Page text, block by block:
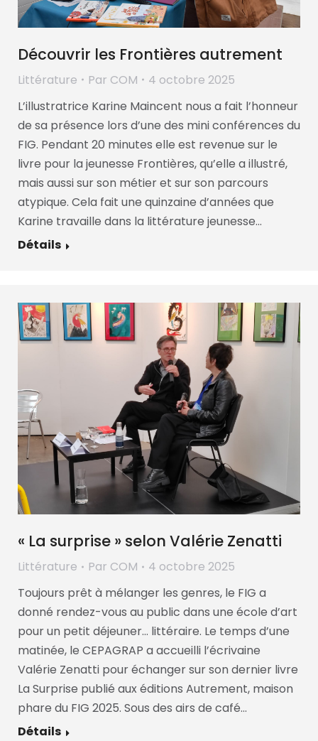
Découvrir les Frontières autrement
Littérature Par COM
4 octobre 2025
L’illustratrice Karine Maincent nous a fait l’honneur
de sa présence lors d’une des mini conférences du
FIG. Pendant 20 minutes elle est revenue sur le
livre pour la jeunesse Frontières, qu’elle a illustré,
mais aussi sur son métier et sur son parcours
atypique. Cela fait une quinzaine d’années que
Karine travaille dans la littérature jeunesse…
Détails
« La surprise » selon Valérie Zenatti
Littérature Par COM
4 octobre 2025
Toujours prêt à mélanger les genres, le FIG a
donné rendez-vous au public dans une école d’art
pour un petit déjeuner… littéraire. Le temps d’une
matinée, le CEPAGRAP a accueilli l’écrivaine
Valérie Zenatti pour échanger sur son dernier livre
La Surprise publié aux éditions Autrement, maison
phare du FIG 2025. Sous des airs de café…
Détails